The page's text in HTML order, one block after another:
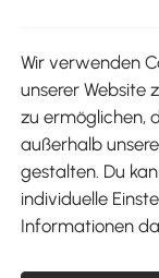
Aosom-App
Wir verwenden
unserer Website
zu ermöglichen,
außerhalb
gestalten. Du
individuelle
Informationen